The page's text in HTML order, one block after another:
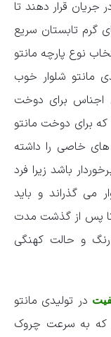
جریان قرار دهند تا
گرم تابستان سریع
نوع پارچه مانتو
مانتو شلوار خوب
اجناس برای دوخت
برای دوخت مانتو
های خاصی را داشته
باشد زیرا فرد
می گذراند و باید
تا پس از گذشت مدت
و حالت کهنگی
در تولیدی مانتو
که به سرعت چروک